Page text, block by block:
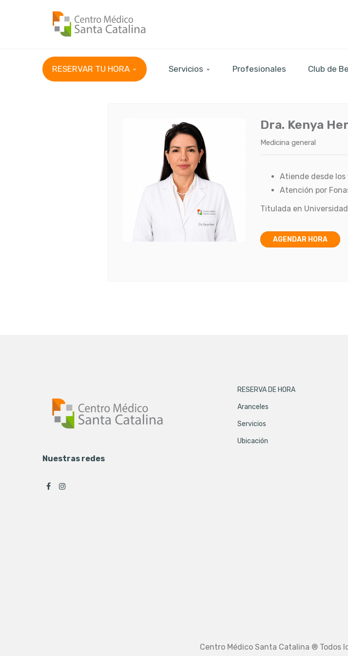
RESERVAR TU HORA Servicios Profesionales Club de
Dra. Kenya
Medicina general
Atiende desde los
Atención por
Titulada en
AGENDAR HORA
Nuestras redes
RESERVA DE HORA
Aranceles
Servicios
Ubicación
Centro Médico Santa Catalina ® Todos